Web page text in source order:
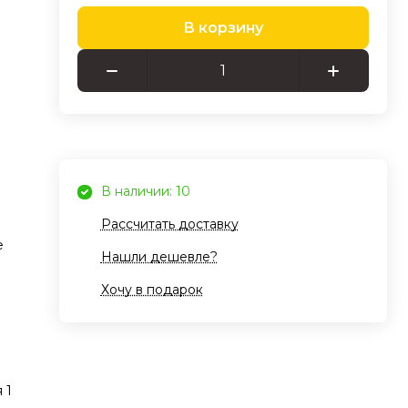
и
В корзину
В наличии: 10
Рассчитать доставку
Нашли дешевле?
Хочу в подарок